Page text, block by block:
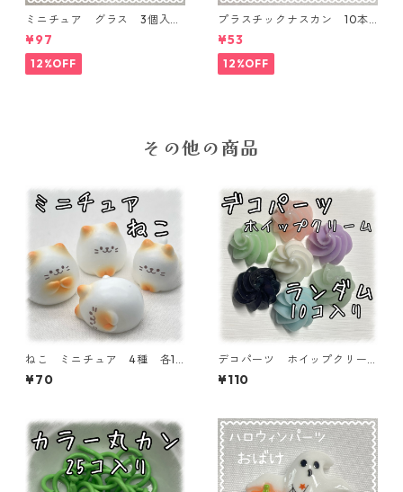
ミニチュア グラス 3個入り
【MNT-GLS-3P-01】
¥97
12%OFF
プラスチックナスカン 10本
入り【PK-10】
¥53
12%OFF
その他の商品
ねこ ミニチュア 4種 各1
個入り 【MNT-NK】
¥70
デコパーツ ホイップクリー
ム ミックス 10個入り デ
コパーツ 貼り付けパーツ【D
¥110